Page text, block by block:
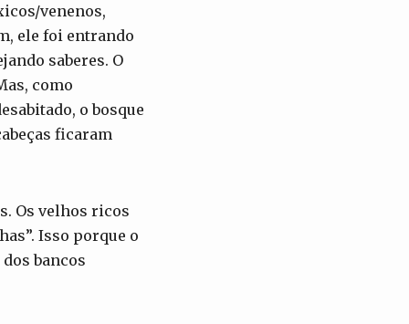
venenos,
ele foi entrando
saberes. O
como
o bosque
ficaram
Os velhos ricos
Isso porque o
bancos